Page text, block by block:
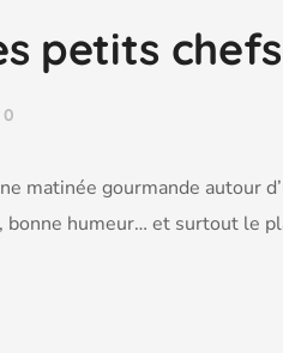
petits
0
matinée gourmande autour
bonne humeur… et surtout le